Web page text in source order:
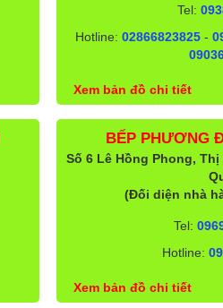
Tel:
Hotline: 02866823825-
Xem bản đồ chi tiết
BẾP PHƯƠNG
Số 6 Lê Hồng Phong,
(Đối diện nhà
Tel:
Hotline:
Xem bản đồ chi tiết